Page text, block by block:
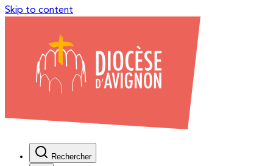
Skip to content
Rechercher